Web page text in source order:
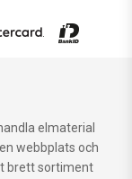
elmaterial
webbplats och
brett sortiment